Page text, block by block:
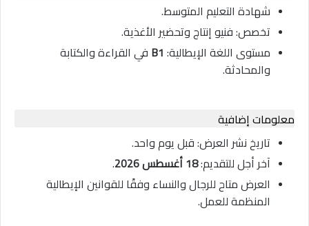
شهادة التعليم المتوسط.
تخصص: فنيو إنتاج وتحضير الأغذية.
مستوى اللغة الإيطالية: B1 في القراءة والكتابة
والمحادثة.
معلومات إضافية
تاريخ نشر العرض: قبل يوم واحد.
آخر أجل للتقديم:18 أغسطس 2026
.
العرض متاح للرجال والنساء وفقًا للقوانين الإيطالية
المنظمة للعمل.